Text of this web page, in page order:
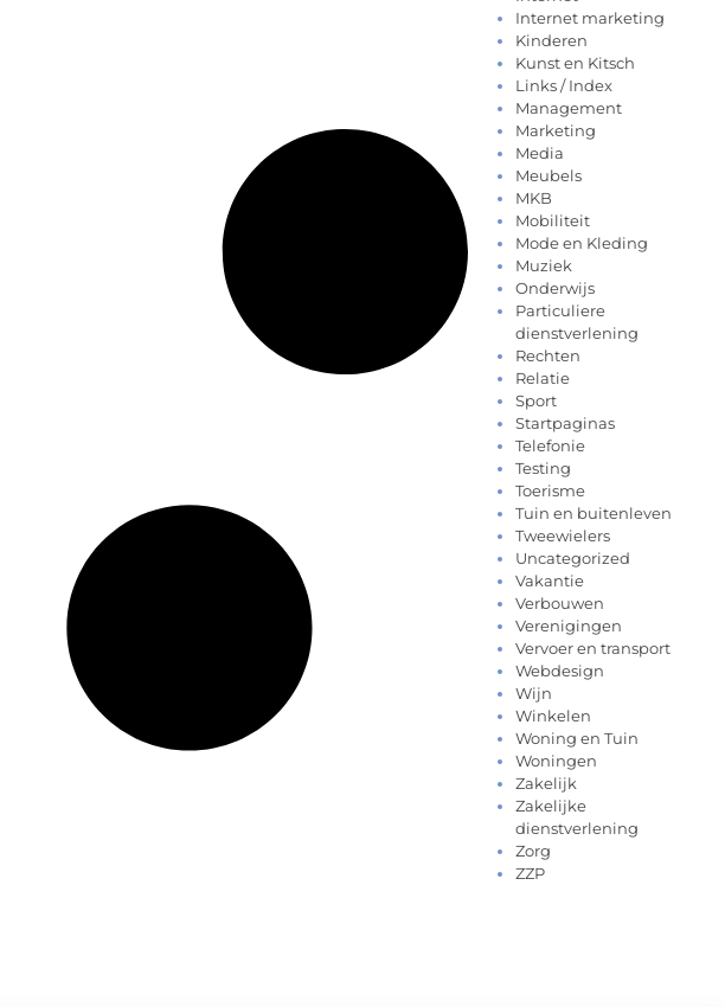
Internet marketing
Kinderen
Kunst en Kitsch
Links / Index
Management
Marketing
Media
Meubels
MKB
Mobiliteit
Mode en Kleding
Muziek
Onderwijs
Particuliere
dienstverlening
Rechten
Relatie
Sport
Startpaginas
Telefonie
Testing
Toerisme
Tuin en buitenleven
Tweewielers
Uncategorized
Vakantie
Verbouwen
Verenigingen
Vervoer en transport
Webdesign
Wijn
Winkelen
Woning en Tuin
Woningen
Zakelijk
Zakelijke
dienstverlening
Zorg
ZZP